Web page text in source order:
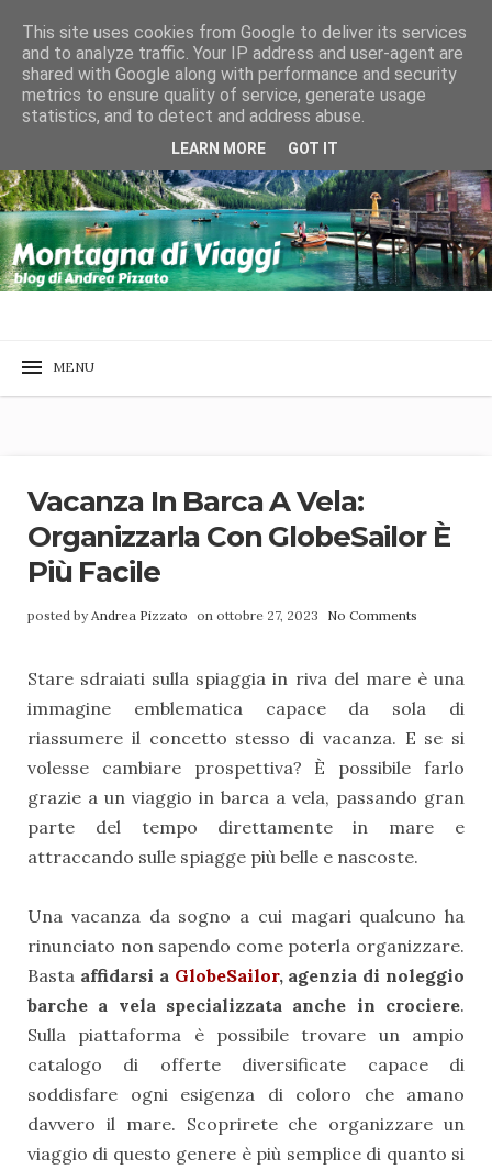
Vacanza In Barca A Vela:
Organizzarla Con GlobeSailor È
Più Facile
posted by Andrea Pizzato on ottobre 27, 2023 No Comments
Stare sdraiati sulla spiaggia in riva del mare è una
immagine emblematica capace da sola di
riassumere il concetto stesso di vacanza. E se si
volesse cambiare prospettiva? È possibile farlo
grazie a un viaggio in barca a vela, passando gran
parte del tempo direttamente in mare e
attraccando sulle spiagge più belle e nascoste.
Una vacanza da sogno a cui magari qualcuno ha
rinunciato non sapendo come poterla organizzare.
Basta affidarsi a GlobeSailor, agenzia di noleggio
barche a vela specializzata anche in crociere.
Sulla piattaforma è possibile trovare un ampio
catalogo di offerte diversificate capace di
soddisfare ogni esigenza di coloro che amano
davvero il mare. Scoprirete che organizzare un
viaggio di questo genere è più semplice di quanto si
This site uses cookies from Google to deliver its services
and to analyze traffic. Your IP address and user-agent are
shared with Google along with performance and security
metrics to ensure quality of service, generate usage
statistics, and to detect and address abuse.
LEARN MORE GOT IT